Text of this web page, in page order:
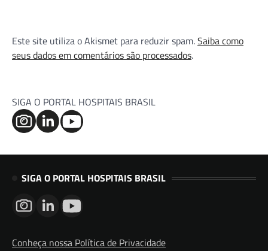
Este site utiliza o Akismet para reduzir spam.Saiba como
seus dados em comentários são processados.
SIGA O PORTAL HOSPITAIS BRASIL
SIGA O PORTAL HOSPITAIS BRASIL
Conheça nossa Política de Privacidade